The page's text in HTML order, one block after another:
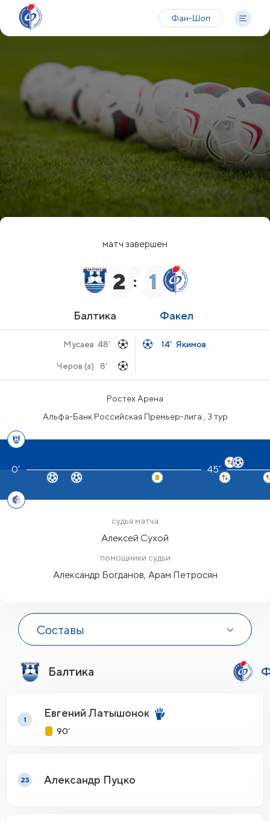
Фан-Шоп
матч завершен
Балтика
2 : 1
Факел
48’
Мусаев
8’
Черов (а)
14’ Якимов
Ростех Арена
Альфа-Банк Российская Премьер-лига , 3 тур
45’
судья матча
Алексей Сухой
помощники судьи
Александр Богданов, Арам Петросян
Составы
Балтика
1
Евгений Латышонок
90’
23 Александр Пуцко